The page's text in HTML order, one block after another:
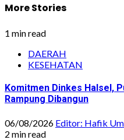
More Stories
1 min read
DAERAH
KESEHATAN
Komitmen Dinkes Halsel,
Rampung Dibangun
06/08/2026 Editor: Hafik
2 min read